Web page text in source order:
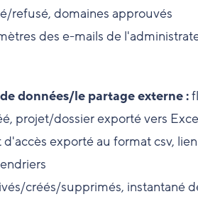
refusé, domaines approuvés
des e-mails de
données/le partage externe :
projet/dossier exporté vers
exporté au format csv,
créés/supprimés, instantané